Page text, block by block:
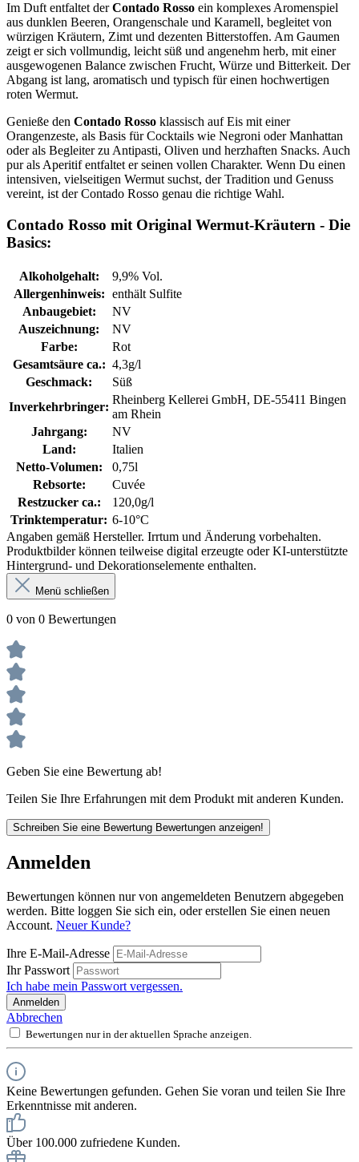
Im Duft entfaltet derContado Rosso ein komplexes Aromenspiel
aus dunklen Beeren, Orangenschale und Karamell, begleitet von
würzigen Kräutern, Zimt und dezenten Bitterstoffen. Am Gaumen
zeigt er sich vollmundig, leicht süß und angenehm herb, mit einer
ausgewogenen Balance zwischen Frucht, Würze und Bitterkeit. Der
Abgang ist lang, aromatisch und typisch für einen hochwertigen
roten Wermut.
Genieße den Contado Rosso klassisch auf Eis mit einer
Orangenzeste, als Basis für Cocktails wie Negroni oder Manhattan
oder als Begleiter zu Antipasti, Oliven und herzhaften Snacks. Auch
pur als Aperitif entfaltet er seinen vollen Charakter. Wenn Du einen
intensiven, vielseitigen Wermut suchst, der Tradition und Genuss
vereint, ist der Contado Rosso genau die richtige Wahl.
Contado Rosso mit Original Wermut-Kräutern - Die
Basics:
Alkoholgehalt:
9,9% Vol.
Allergenhinweis: enthält Sulfite
Anbaugebiet:
NV
Auszeichnung:
NV
Farbe:
Rot
Gesamtsäure ca.: 4,3g/l
Geschmack:
Süß
Inverkehrbringer:
Rheinberg Kellerei GmbH, DE-55411 Bingen
am Rhein
Jahrgang:
NV
Land:
Italien
Netto-Volumen:
0,75l
Rebsorte:
Cuvée
Restzucker ca.:
120,0g/l
Trinktemperatur: 6-10°C
Angaben gemäß Hersteller. Irrtum und Änderung vorbehalten.
Produktbilder können teilweise digital erzeugte oder KI-unterstützte
Hintergrund- und Dekorationselemente enthalten.
Menü schließen
0 von 0 Bewertungen
Geben Sie eine Bewertung ab!
Teilen Sie Ihre Erfahrungen mit dem Produkt mit anderen Kunden.
Schreiben Sie eine Bewertung Bewertungen anzeigen!
Anmelden
Bewertungen können nur von angemeldeten Benutzern abgegeben
werden. Bitte loggen Sie sich ein, oder erstellen Sie einen neuen
Account. Neuer Kunde?
Ihre E-Mail-Adresse
Ihr Passwort
Ich habe mein Passwort vergessen.
Anmelden
Abbrechen
Bewertungen nur in der aktuellen Sprache anzeigen.
Keine Bewertungen gefunden. Gehen Sie voran und teilen Sie Ihre
Erkenntnisse mit anderen.
Über 100.000 zufriedene Kunden.